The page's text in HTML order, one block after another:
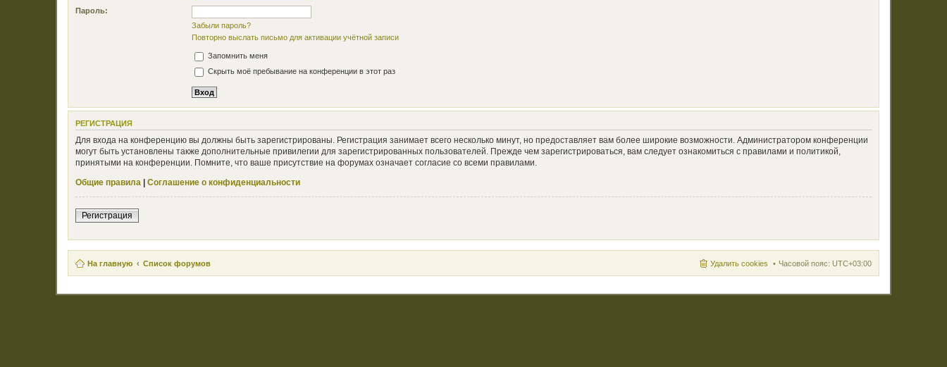
Пароль:
Забыли пароль?
Повторно выслать письмо для активации учётной записи
Запомнить меня
Скрыть моё пребывание на конференции в этот раз
РЕГИСТРАЦИЯ
Для входа на конференцию вы должны быть зарегистрированы. Регистрация занимает всего несколько минут, но предоставляет вам более широкие возможности. Администратором конференции
могут быть установлены также дополнительные привилегии для зарегистрированных пользователей. Прежде чем зарегистрироваться, вам следует ознакомиться с правилами и политикой,
принятыми на конференции. Помните, что ваше присутствие на форумах означает согласие со всеми правилами.
Общие правила | Соглашение о конфиденциальности
Регистрация
На главную Список форумов Часовой пояс: UTC+03:00
Удалить cookies